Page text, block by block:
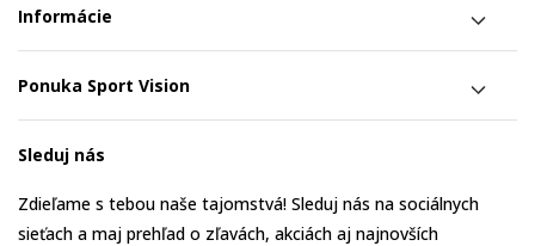
Informácie
Ponuka Sport Vision
Sleduj nás
Zdieľame s tebou naše tajomstvá! Sleduj nás na sociálnych
sieťach a maj prehľad o zľavách, akciách aj najnovších